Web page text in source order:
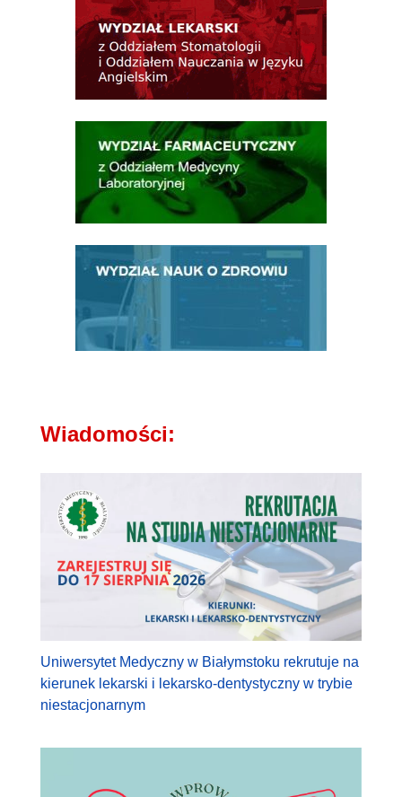
Wiadomości:
Uniwersytet Medyczny w Białymstoku rekrutuje na
kierunek lekarski i lekarsko-dentystyczny w trybie
niestacjonarnym